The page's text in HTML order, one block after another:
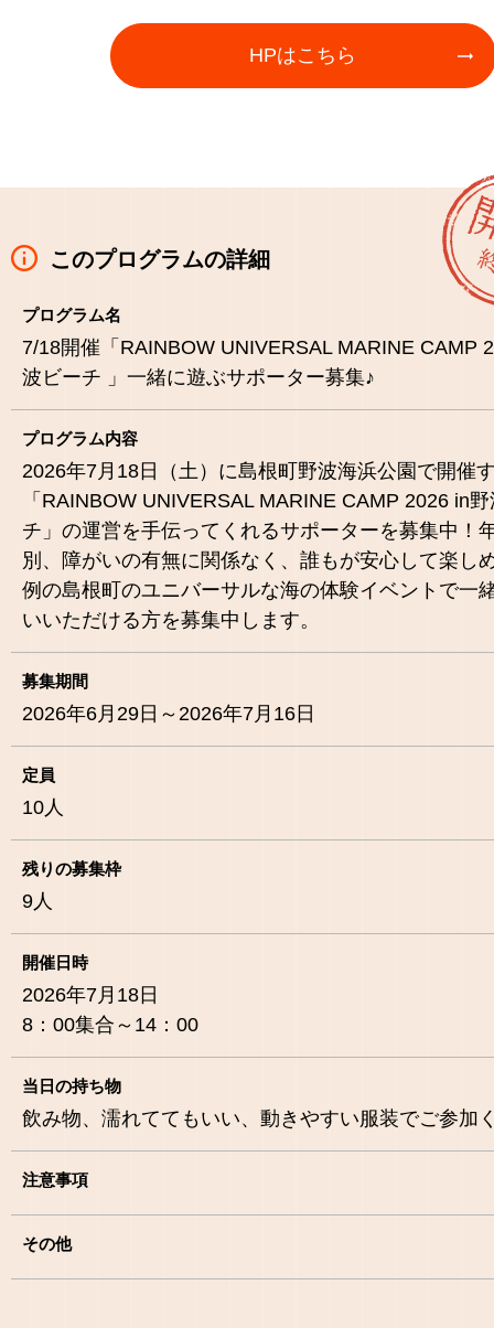
HPはこちら
このプログラムの詳細
プログラム名
7/18開催「RAINBOW UNIVERSAL MARINE CAMP
波ビーチ 」一緒に遊ぶサポーター募集♪
プログラム内容
2026年7月18日（土）に島根町野波海浜公園で開催
「RAINBOW UNIVERSAL MARINE CAMP 2026 in
チ」の運営を手伝ってくれるサポーターを募集中！
別、障がいの有無に関係なく、誰もが安心して楽し
例の島根町のユニバーサルな海の体験イベントで一
いいただける方を募集中します。
募集期間
2026年6月29日～2026年7月16日
定員
10人
残りの募集枠
9人
開催日時
2026年7月18日
8：00集合～14：00
当日の持ち物
飲み物、濡れててもいい、動きやすい服装でご参加
注意事項
その他